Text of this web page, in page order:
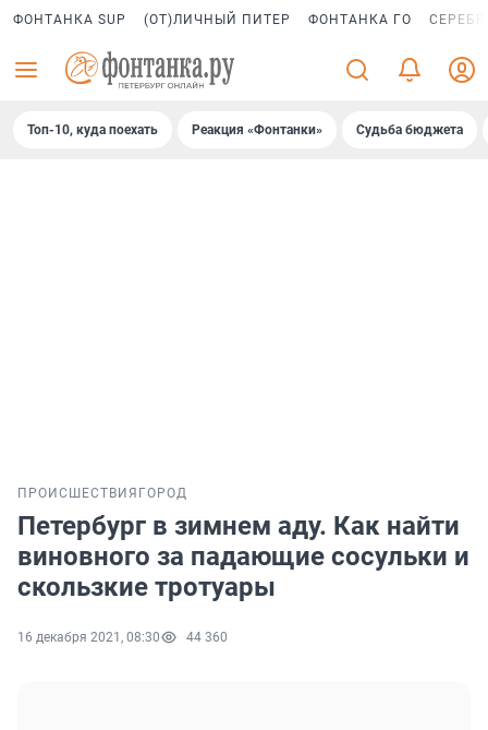
ФОНТАНКА SUP (ОТ)ЛИЧНЫЙ ПИТЕР ФОНТАНКА ГО
Топ-10, куда поехать Реакция «Фонтанки» Судьба бюджета
ПРОИСШЕСТВИЯ ГОРОД
Петербург в зимнем аду. Как найти
виновного за падающие сосульки и
скользкие тротуары
16 декабря 2021, 08:30 44 360